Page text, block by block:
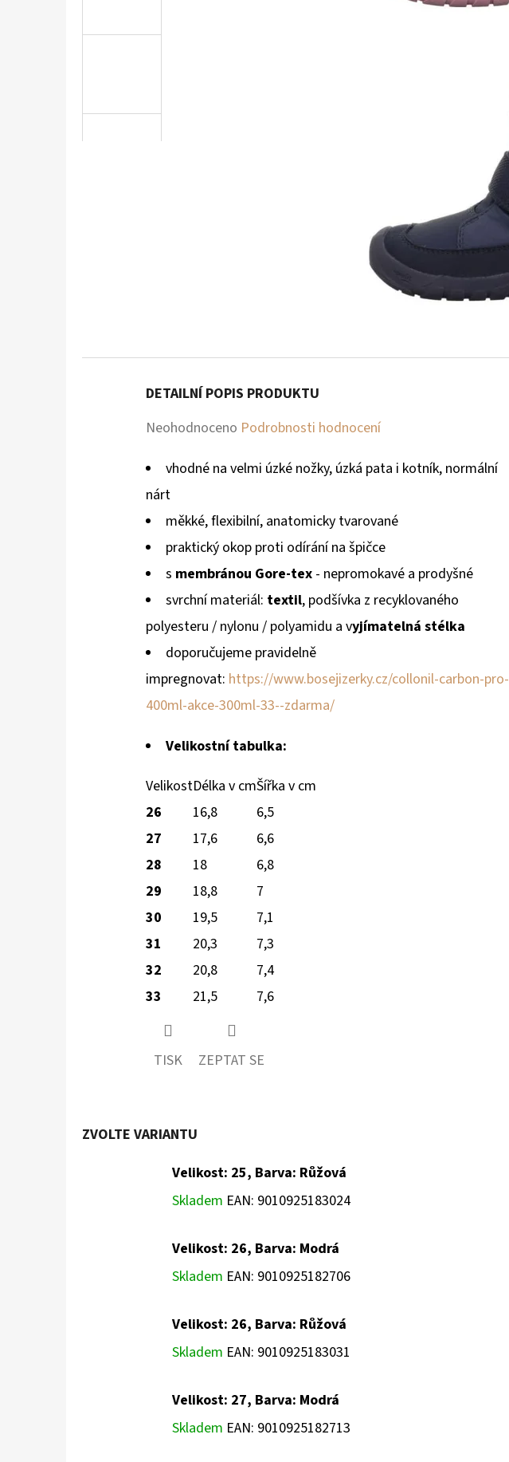
DETAILNÍ POPIS PRODUKTU
Průměrné
produktu
je
hvězdiček.
Neohodnoceno Podrobnosti hodnocení
vhodné na velmi úzké nožky, úzká pata i kotník, normální
nárt
měkké, flexibilní, anatomicky tvarované
praktický okop proti odírání na špičce
s membránou Gore-tex - nepromokavé a prodyšné
svrchní materiál: textil, podšívka z recyklovaného
polyesteru / nylonu / polyamidu a vyjímatelná stélka
doporučujeme pravidelně
impregnovat: https://www.bosejizerky.cz/collonil-carbon-pro-
400ml-akce-300ml-33--zdarma/
Velikostní tabulka:
VelikostDélka v cmŠířka v cm
26
16,8
6,5
27
17,6
6,6
28
18
6,8
29
18,8
7
30
19,5
7,1
31
20,3
7,3
32
20,8
7,4
33
21,5 7,6
TISK ZEPTAT SE
ZVOLTE VARIANTU
Velikost: 25, Barva: Růžová
Skladem EAN: 9010925183024
Velikost: 26, Barva: Modrá
Skladem EAN: 9010925182706
Velikost: 26, Barva: Růžová
Skladem EAN: 9010925183031
Velikost: 27, Barva: Modrá
Skladem EAN: 9010925182713